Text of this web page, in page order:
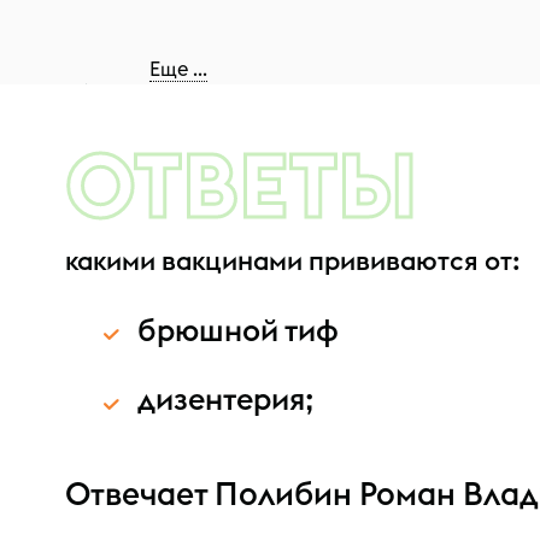
Пневмококковая инфекция
Еще ...
ОТВЕТЫ
какими вакцинами прививаются от:
брюшной тиф
дизентерия;
Отвечает Полибин Роман